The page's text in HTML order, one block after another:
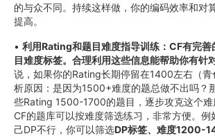
的与众不同。持续这样做，你的编码效率和对
提高。
• 利用Rating和题目难度指导训练：CF有完
目难度标签。合理利用这些信息能帮助你有针
说，如果你的Rating长期停留在1400左右（青
析原因：是因为1500+难度的题总做不出吗？
些Rating 1500-1700的题目，逐步攻克这个难
CF的题库可以按难度筛选练习，非常方便。例
己DP不行，你可以筛选DP标签、难度1200-